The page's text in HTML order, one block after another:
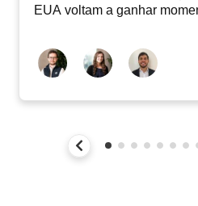
EUA voltam a ganhar